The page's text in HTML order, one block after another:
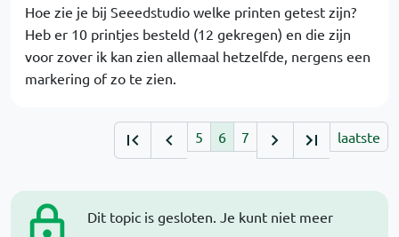
Dit topic is gesloten. Je kunt niet meer
Hoe zie je bij Seeedstudio welke printen getest zijn?
Heb er 10 printjes besteld (12 gekregen) en die zijn
voor zover ik kan zien allemaal hetzelfde, nergens een
markering of zo te zien.
5 6 7 laatste